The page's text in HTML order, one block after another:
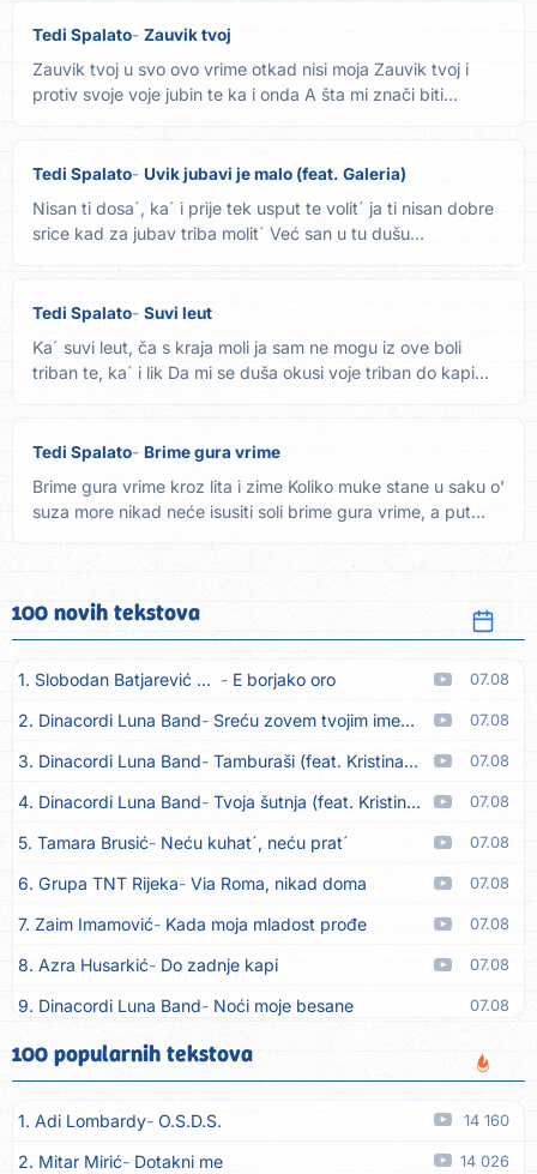
Tedi Spalato Zauvik tvoj
Zauvik tvoj u svo ovo vrime otkad nisi moja Zauvik tvoj i
protiv svoje voje jubin te ka i onda A šta mi znači biti...
Tedi Spalato Uvik jubavi je malo (feat. Galeria)
Nisan ti dosa´, ka´ i prije tek usput te volit´ ja ti nisan dobre
srice kad za jubav triba molit´ Već san u tu dušu...
Tedi Spalato Suvi leut
Ka´ suvi leut, ča s kraja moli ja sam ne mogu iz ove boli
triban te, ka´ i lik Da mi se duša okusi voje triban do kapi...
Tedi Spalato Brime gura vrime
Brime gura vrime kroz lita i zime Koliko muke stane u saku o'
suza more nikad neće isusiti soli brime gura vrime, a put...
100 novih tekstova
1. Slobodan Batjarević Čobe E borjako oro 07.08
2. Dinacordi Luna Band Sreću zovem tvojim imenom (feat. Kristina Smetko) 07.08
3. Dinacordi Luna Band Tamburaši (feat. Kristina Smetko) 07.08
4. Dinacordi Luna Band Tvoja šutnja (feat. Kristina Smetko) 07.08
5. Tamara Brusić Neću kuhat´, neću prat´ 07.08
6. Grupa TNT Rijeka Via Roma, nikad doma 07.08
7. Zaim Imamović Kada moja mladost prođe 07.08
8. Azra Husarkić Do zadnje kapi 07.08
9. Dinacordi Luna Band Noći moje besane 07.08
10. Pet za 5 Pozdravi mi Stubicu
11. Dinacordi Luna Band Anđeo moj 07.08
12. Vesna Kartuš Vrati se 07.08
13. Severina Pozovi me ti (Anksiozna) 06.08
100 popularnih tekstova
1. Adi Lombardy O.S.D.S. 14 160
2. Mitar Mirić Dotakni me 14 026